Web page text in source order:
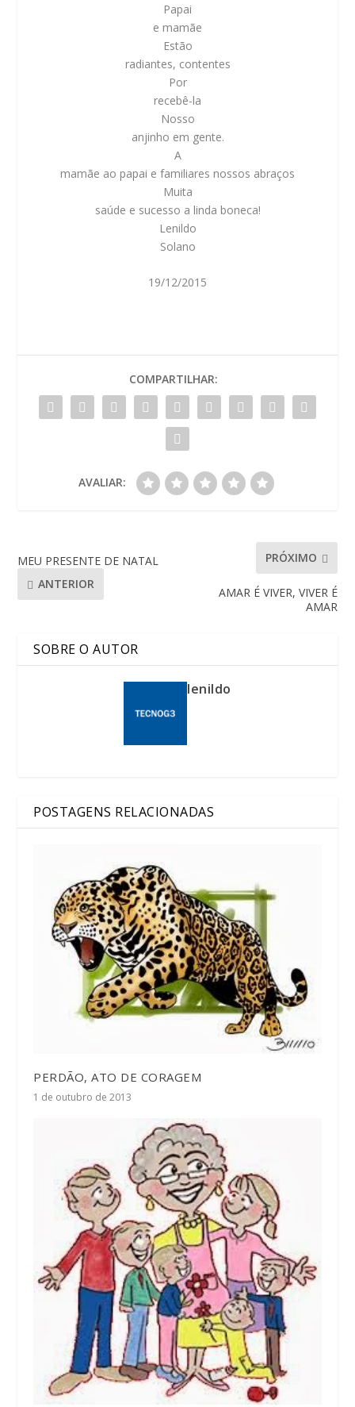
Papai
e mamãe
Estão
radiantes, contentes
Por
recebê-la
Nosso
anjinho em gente.
A
mamãe ao papai e familiares nossos abraços
Muita
saúde e sucesso a linda boneca!
Lenildo
Solano
19/12/2015
COMPARTILHAR:
AVALIAR:
MEU PRESENTE DE NATAL
ANTERIOR
PRÓXIMO
AMAR É VIVER, VIVER É
AMAR
SOBRE O AUTOR
lenildo
POSTAGENS RELACIONADAS
PERDÃO, ATO DE CORAGEM
1 de outubro de 2013